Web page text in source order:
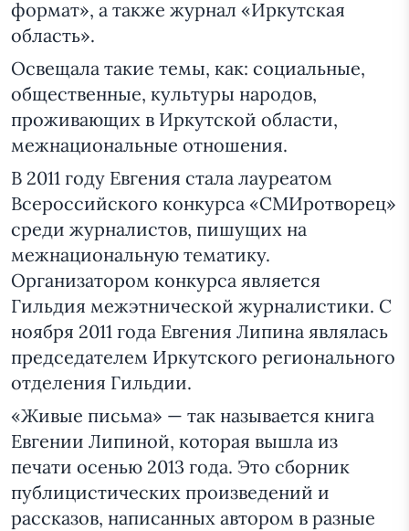
формат», а также журнал «Иркутская
область».
Освещала такие темы, как: социальные,
общественные, культуры народов,
проживающих в Иркутской области,
межнациональные отношения.
В 2011 году Евгения стала лауреатом
Всероссийского конкурса «СМИротворец»
среди журналистов, пишущих на
межнациональную тематику.
Организатором конкурса является
Гильдия межэтнической журналистики. С
ноября 2011 года Евгения Липина являлась
председателем Иркутского регионального
отделения Гильдии.
«Живые письма» — так называется книга
Евгении Липиной, которая вышла из
печати осенью 2013 года. Это сборник
публицистических произведений и
рассказов, написанных автором в разные